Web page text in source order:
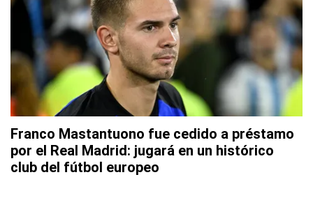
Franco Mastantuono fue cedido a préstamo
por el Real Madrid: jugará en un histórico
club del fútbol europeo